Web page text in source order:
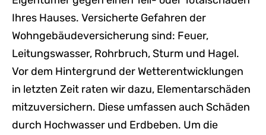
Ihres Hauses. Versicherte Gefahren der
Wohngebäudeversicherung sind: Feuer,
Leitungswasser, Rohrbruch, Sturm und Hagel.
Vor dem Hintergrund der Wetterentwicklungen
in letzten Zeit raten wir dazu, Elementarschäden
mitzuversichern. Diese umfassen auch Schäden
durch Hochwasser und Erdbeben. Um die